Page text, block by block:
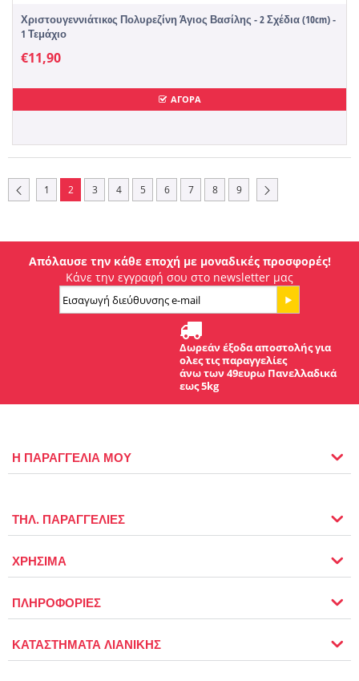
Χριστουγεννιάτικoς Πολυρεζίνη Άγιος Βασίλης - 2 Σχέδια (10cm) -
1 Τεμάχιο
€11,90
ΑΓΟΡΑ
1 2 3 4 5 6 7 8 9
Απόλαυσε την κάθε εποχή με μοναδικές προσφορές!
Κάνε την εγγραφή σου στο newsletter μας
Δωρεάν έξοδα αποστολής για
ολες τις παραγγελίες
άνω των 49ευρω Πανελλαδικά
εως 5kg
Η ΠΑΡΑΓΓΕΛΙΑ ΜΟΥ
ΤΗΛ. ΠΑΡΑΓΓΕΛΙΕΣ
ΧΡΗΣΙΜΑ
ΠΛΗΡΟΦΟΡΙΕΣ
ΚΑΤΑΣΤΗΜΑΤΑ ΛΙΑΝΙΚΗΣ